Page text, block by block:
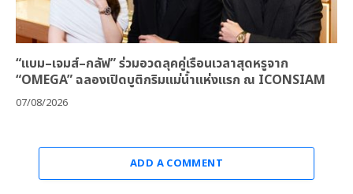
“แบม–เจมส์–กลัฟ” ร่วมอวดลุคคู่เรือนเวลาสุดหรูจาก
“OMEGA” ฉลองเปิดบูติกริมแม่น้ำแห่งแรก ณ ICONSIAM
07/08/2026
ADD A COMMENT